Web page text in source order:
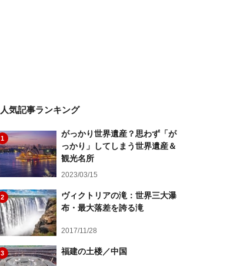
人気記事ランキング
1
がっかり世界遺産？思わず「が
っかり」してしまう世界遺産＆
観光名所
2023/03/15
2
ヴィクトリアの滝：世界三大瀑
布・最大落差を誇る滝
2017/11/28
3 福建の土楼／中国